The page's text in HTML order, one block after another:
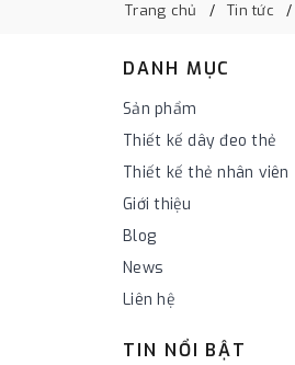
Trang chủ Tin tức
DANH MỤC
Sản phẩm
Thiết kế dây đeo thẻ
Thiết kế thẻ nhân viên
Giới thiệu
Blog
News
Liên hệ
TIN NỔI BẬT